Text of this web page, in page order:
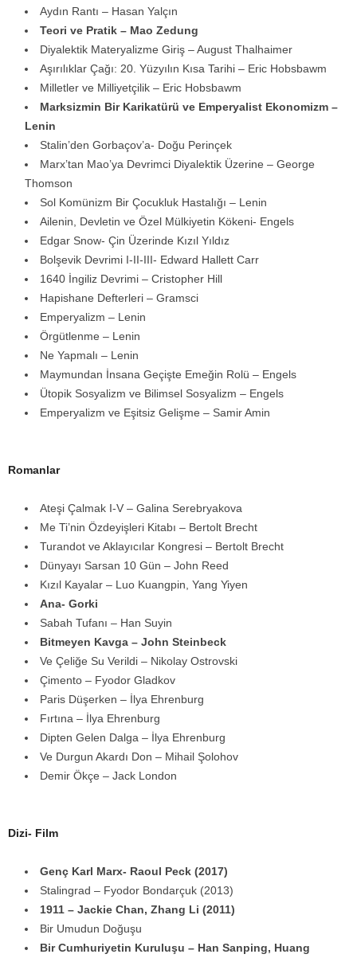
Aydın Rantı – Hasan Yalçın
Teori ve Pratik – Mao Zedung
Diyalektik Materyalizme Giriş – August Thalhaimer
Aşırılıklar Çağı: 20. Yüzyılın Kısa Tarihi – Eric Hobsbawm
Milletler ve Milliyetçilik – Eric Hobsbawm
Marksizmin Bir Karikatürü ve Emperyalist Ekonomizm –
Lenin
Stalin’den Gorbaçov’a- Doğu Perinçek
Marx’tan Mao’ya Devrimci Diyalektik Üzerine – George
Thomson
Sol Komünizm Bir Çocukluk Hastalığı – Lenin
Ailenin, Devletin ve Özel Mülkiyetin Kökeni- Engels
Edgar Snow- Çin Üzerinde Kızıl Yıldız
Bolşevik Devrimi I-II-III- Edward Hallett Carr
1640 İngiliz Devrimi – Cristopher Hill
Hapishane Defterleri – Gramsci
Emperyalizm – Lenin
Örgütlenme – Lenin
Ne Yapmalı – Lenin
Maymundan İnsana Geçişte Emeğin Rolü – Engels
Ütopik Sosyalizm ve Bilimsel Sosyalizm – Engels
Emperyalizm ve Eşitsiz Gelişme – Samir Amin
Romanlar
Ateşi Çalmak I-V – Galina Serebryakova
Me Ti’nin Özdeyişleri Kitabı – Bertolt Brecht
Turandot ve Aklayıcılar Kongresi – Bertolt Brecht
Dünyayı Sarsan 10 Gün – John Reed
Kızıl Kayalar – Luo Kuangpin, Yang Yiyen
Ana- Gorki
Sabah Tufanı – Han Suyin
Bitmeyen Kavga – John Steinbeck
Ve Çeliğe Su Verildi – Nikolay Ostrovski
Çimento – Fyodor Gladkov
Paris Düşerken – İlya Ehrenburg
Fırtına – İlya Ehrenburg
Dipten Gelen Dalga – İlya Ehrenburg
Ve Durgun Akardı Don – Mihail Şolohov
Demir Ökçe – Jack London
Dizi- Film
Genç Karl Marx- Raoul Peck (2017)
Stalingrad – Fyodor Bondarçuk (2013)
1911 – Jackie Chan, Zhang Li (2011)
Bir Umudun Doğuşu
Bir Cumhuriyetin Kuruluşu – Han Sanping, Huang